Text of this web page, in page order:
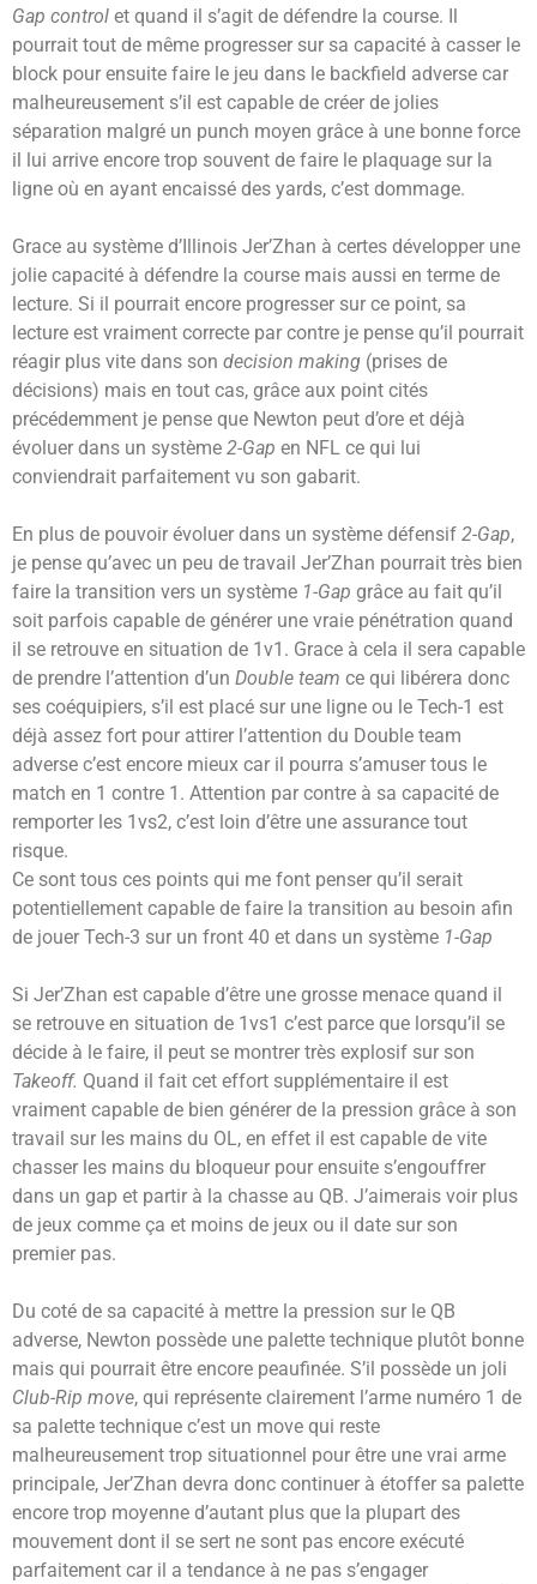
Gap control et quand il s’agit de défendre la course. Il
pourrait tout de même progresser sur sa capacité à casser le
block pour ensuite faire le jeu dans le backfield adverse car
malheureusement s’il est capable de créer de jolies
séparation malgré un punch moyen grâce à une bonne force
il lui arrive encore trop souvent de faire le plaquage sur la
ligne où en ayant encaissé des yards, c’est dommage.
Grace au système d’Illinois Jer’Zhan à certes développer une
jolie capacité à défendre la course mais aussi en terme de
lecture. Si il pourrait encore progresser sur ce point, sa
lecture est vraiment correcte par contre je pense qu’il pourrait
réagir plus vite dans son decision making (prises de
décisions) mais en tout cas, grâce aux point cités
précédemment je pense que Newton peut d’ore et déjà
évoluer dans un système 2-Gap en NFL ce qui lui
conviendrait parfaitement vu son gabarit.
En plus de pouvoir évoluer dans un système défensif 2-Gap,
je pense qu’avec un peu de travail Jer’Zhan pourrait très bien
faire la transition vers un système 1-Gap grâce au fait qu’il
soit parfois capable de générer une vraie pénétration quand
il se retrouve en situation de 1v1. Grace à cela il sera capable
de prendre l’attention d’un Double team ce qui libérera donc
ses coéquipiers, s’il est placé sur une ligne ou le Tech-1 est
déjà assez fort pour attirer l’attention du Double team
adverse c’est encore mieux car il pourra s’amuser tous le
match en 1 contre 1. Attention par contre à sa capacité de
remporter les 1vs2, c’est loin d’être une assurance tout
risque.
Ce sont tous ces points qui me font penser qu’il serait
potentiellement capable de faire la transition au besoin afin
de jouer Tech-3 sur un front 40 et dans un système 1-Gap
Si Jer’Zhan est capable d’être une grosse menace quand il
se retrouve en situation de 1vs1 c’est parce que lorsqu’il se
décide à le faire, il peut se montrer très explosif sur son
Takeoff. Quand il fait cet effort supplémentaire il est
vraiment capable de bien générer de la pression grâce à son
travail sur les mains du OL, en effet il est capable de vite
chasser les mains du bloqueur pour ensuite s’engouffrer
dans un gap et partir à la chasse au QB. J’aimerais voir plus
de jeux comme ça et moins de jeux ou il date sur son
premier pas.
Du coté de sa capacité à mettre la pression sur le QB
adverse, Newton possède une palette technique plutôt bonne
mais qui pourrait être encore peaufinée. S’il possède un joli
Club-Rip move, qui représente clairement l’arme numéro 1 de
sa palette technique c’est un move qui reste
malheureusement trop situationnel pour être une vrai arme
principale, Jer’Zhan devra donc continuer à étoffer sa palette
encore trop moyenne d’autant plus que la plupart des
mouvement dont il se sert ne sont pas encore exécuté
parfaitement car il a tendance à ne pas s’engager